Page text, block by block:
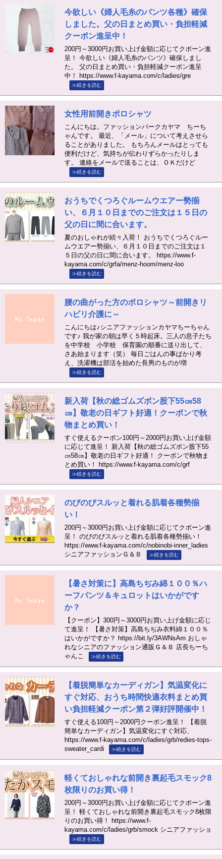
今欲しい《婦人毛糸のパンツ各種》確保
しました。父の日まとめ買い・負担軽減
クーポン進呈中！
200円～3000円お買い上げ金額に応じてクポーン進
呈！ 今欲しい《婦人毛糸のパンツ》確保しまし
た。 父の日まとめ買い・負担軽減クーポン進呈
中！ https://www.f-kayama.com/c/ladies/gre
≫続きを読む
女性用前開きポロシャツ
こんにちは。ファッションパークカヤマ ちーち
ゃんです。 最近、「メール」について考えさせら
ることがありました。 もちろんメールはとっても
便利だけど、気持ちが伝わりずらかったりしま
す。 連絡をメールで送ることは、ＯＫだけど
≫続きを読む
おうちでくつろぐルームウエアー勢揃
い、６月１０日までのご注文は１５日の
父の日に間に合います。
夏のおしゃれが続々入荷！ おうちでくつろぐルー
ムウエアー勢揃い、６月１０日までのご注文は１
５日の父の日に間に合います。 https://www.f-
kayama.com/c/grfa/menz-hoom/menz-loo
≫続きを読む
腰の曲がった方のポロシャツ～前開きリ
ハビリ介護に～
こんにちは♪シニアファッションカヤマちーちゃん
です♪ 我が家の朝は早く５時起床。三人の息子たち
を中学校 小学校 保育園の順番に送り出して、
さあ始まります（笑） 毎日ごはんの事ばかり考
え、洗濯機は部活を始めた長男のものが増
≫続きを読む
新入荷【秋の総ゴムズボン股下55㎝58
㎝】敬老の日ギフト好適！クーポンで秋
物まとめ買い！
すぐ使えるクーポン100円～2000円お買い上げ金額
に応じて進呈！ 新入荷【秋の総ゴムズボン股下55
㎝58㎝】敬老の日ギフト好適！ クーポンで秋物ま
とめ買い！ https://www.f-kayama.com/c/grf
≫続きを読む
のびのびスルッと着れる肌着各種勢揃
い！
200円～3000円お買い上げ金額に応じてクポーン進
呈！ のびのびスルッと着れる肌着各種勢揃い！
https://www.f-kayama.com/c/nobinobi-inner_ladies
シニアファッションＧ＆Ｂ
≫続きを読む
【暑さ対策に】高島ちぢみ綿１００％ハ
ーフパンツ＆キュロットはいかがです
か？
【クーポン】300円～3000円お買い上げ金額に応じ
て進呈！ 【暑さ対策】高島ちぢみ衣料綿１００％
はいかがですか？ https://bit.ly/3AWNsAm おしゃ
れなシニアのファッション通販Ｇ＆Ｂ 店長ちーち
ゃんこ
≫続きを読む
【着脱簡単なカーディガン】気温変化に
すぐ対応、おうち時間快適衣料まとめ買
い負担軽減クーポン第２弾好評開催中！
すぐ使える100円～2000円クーポン進呈！ 【着脱
簡単なカーディガン】気温変化にすぐ対応、
https://www.f-kayama.com/c/ladies/grb/redies-tops-
sweater_cardi
≫続きを読む
軽くておしゃれな前開き裏起毛スモック8
枚限りのお買い得！
200円～3000円お買い上げ金額に応じてクポーン進
呈！ 軽くておしゃれな前開き裏起毛スモック8枚限
りのお買い得！ https://www.f-
kayama.com/c/ladies/grb/smock シニアファッショ
≫続きを読む